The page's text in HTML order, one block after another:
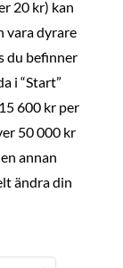
20 kr) kan
vara dyrare
du befinner
i “Start”
600 kr per
50 000 kr
annan
ändra din